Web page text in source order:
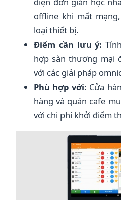
offline khi mất
loại thiết bị.
Điểm cần lưu ý:
hợp sàn thương mại
với các giải pháp
Phù hợp với: Cửa
hàng và quán cafe
với chi phí khởi điểm